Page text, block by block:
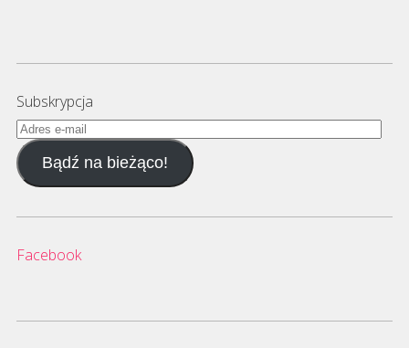
Subskrypcja
Adres
e-
mailBądź na bieżąco!
Facebook